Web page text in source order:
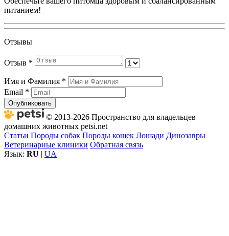
питанием!
Отзывы
Отзыв *
Имя и Фамилия *
Email *
Опубликовать
© 2013-2026 Пространство для владельцев
домашних животных petsi.net
Статьи Породы собак Породы кошек Лошади Динозавры
Ветеринарные клиники Обратная связь
Язык: RU | UA